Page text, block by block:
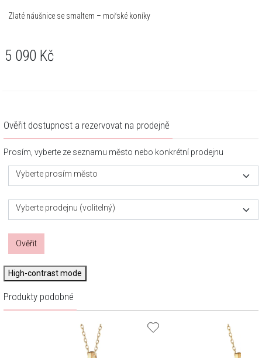
Zlaté náušnice se smaltem – mořské koníky
5 090 Kč
Ověřit dostupnost a rezervovat na prodejně
Prosím, vyberte ze seznamu město nebo konkrétní prodejnu
Vyberte prosím město
Vyberte prodejnu (volitelný)
Ověřit
High-contrast mode
Produkty podobné